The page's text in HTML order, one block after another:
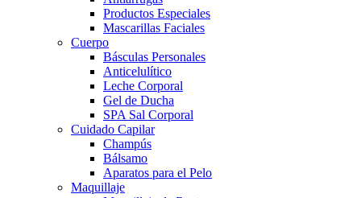
Productos Especiales
Mascarillas Faciales
Cuerpo
Básculas Personales
Anticelulítico
Leche Corporal
Gel de Ducha
SPA Sal Corporal
Cuidado Capilar
Champús
Bálsamo
Aparatos para el Pelo
Maquillaje